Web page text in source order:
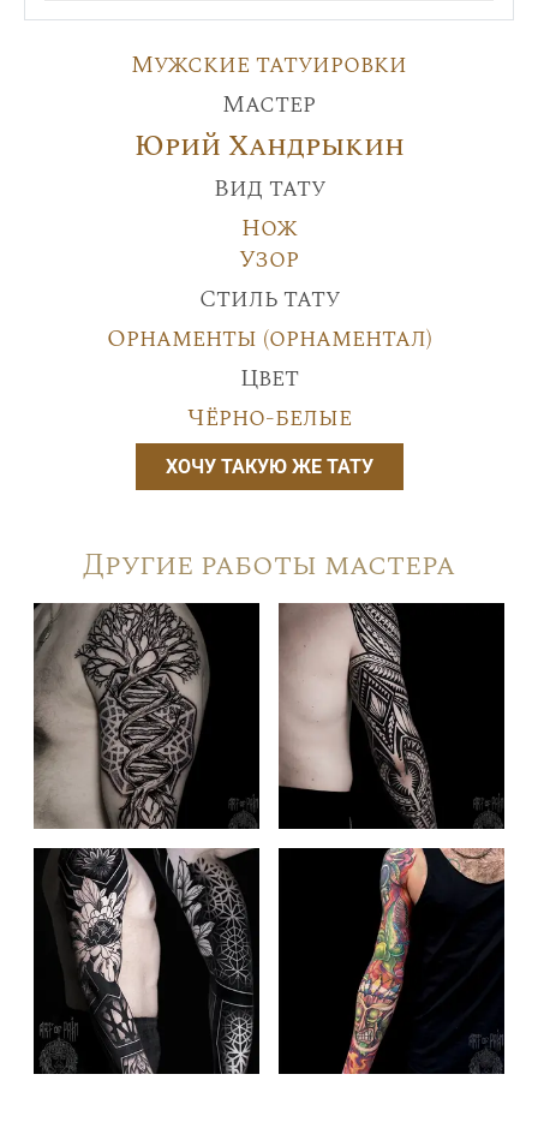
Мужские татуировки
Мастер
Юрий Хандрыкин
Вид тату
Нож
Узор
Стиль тату
Орнаменты (орнаментал)
Цвет
Чёрно-белые
ХОЧУ ТАКУЮ ЖЕ ТАТУ
Другие работы мастера